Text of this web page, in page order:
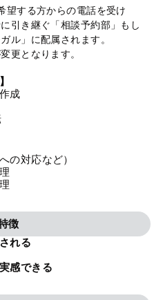
望する方からの電話を受け
引き継ぐ「相談予約部」もし
ル」に配属されます。
更となります。
成
の対応など）
徴
れる
感できる
用規約 内部通報
定義集